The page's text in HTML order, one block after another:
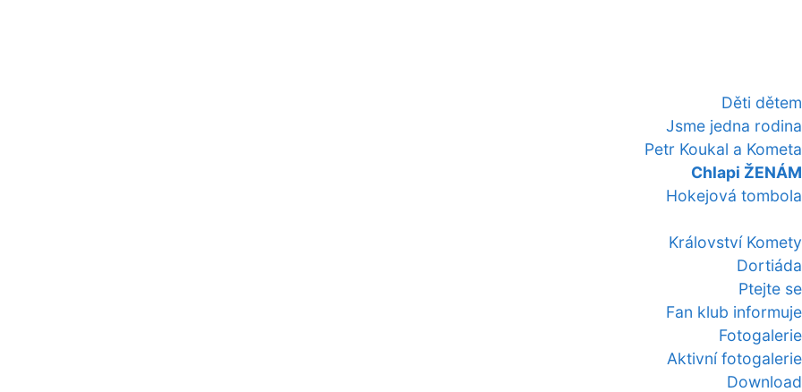
Děti dětem
Jsme jedna rodina
Petr Koukal a Kometa
Chlapi ŽENÁM
Hokejová tombola
Království Komety
Dortiáda
Ptejte se
Fan klub informuje
Fotogalerie
Aktivní fotogalerie
Download